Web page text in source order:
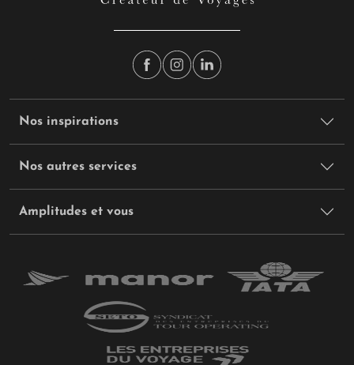
Nos inspirations
Nos autres services
Amplitudes et vous